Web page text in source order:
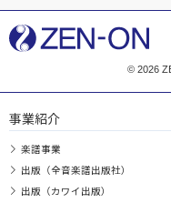
© 2026
事業紹介
楽譜事業
出版（全音楽譜出版社）
出版（カワイ出版）